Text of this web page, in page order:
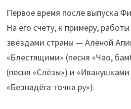
Первое время после выпуска
На его счету, к примеру,
звёздами страны — Алёной
«Блестящими» (песня «Чао,
(песня «Слёзы») и
«Безнадёга точка ру»).